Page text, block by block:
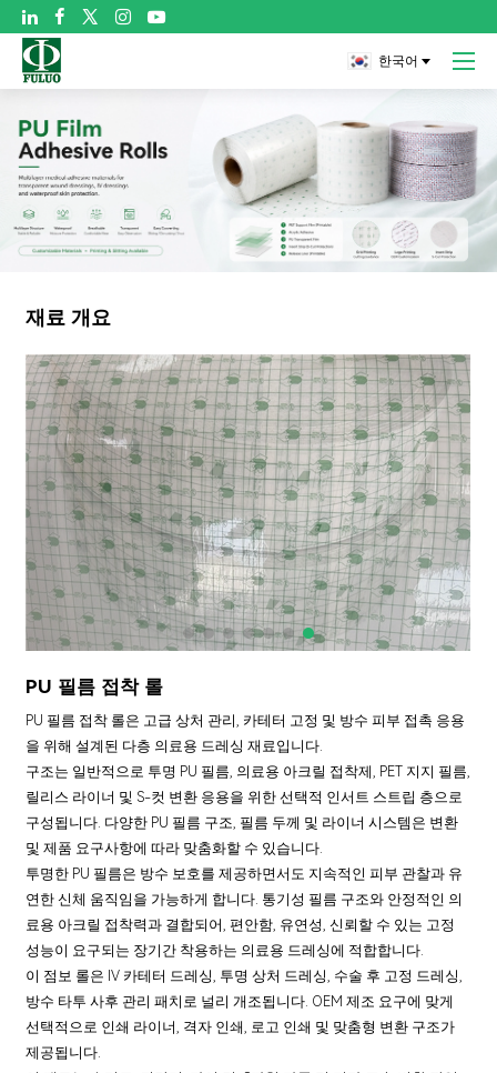

한국어
재료 개요
PU 필름 접착 롤
PU 필름 접착 롤은 고급 상처 관리, 카테터 고정 및 방수 피부 접촉 응용
을 위해 설계된 다층 의료용 드레싱 재료입니다.
구조는 일반적으로 투명 PU 필름, 의료용 아크릴 접착제, PET 지지 필름,
릴리스 라이너 및 S-컷 변환 응용을 위한 선택적 인서트 스트립 층으로
구성됩니다. 다양한 PU 필름 구조, 필름 두께 및 라이너 시스템은 변환
및 제품 요구사항에 따라 맞춤화할 수 있습니다.
투명한 PU 필름은 방수 보호를 제공하면서도 지속적인 피부 관찰과 유
연한 신체 움직임을 가능하게 합니다. 통기성 필름 구조와 안정적인 의
료용 아크릴 접착력과 결합되어, 편안함, 유연성, 신뢰할 수 있는 고정
성능이 요구되는 장기간 착용하는 의료용 드레싱에 적합합니다.
이 점보 롤은 IV 카테터 드레싱, 투명 상처 드레싱, 수술 후 고정 드레싱,
방수 타투 사후 관리 패치로 널리 개조됩니다. OEM 제조 요구에 맞게
선택적으로 인쇄 라이너, 격자 인쇄, 로고 인쇄 및 맞춤형 변환 구조가
제공됩니다.